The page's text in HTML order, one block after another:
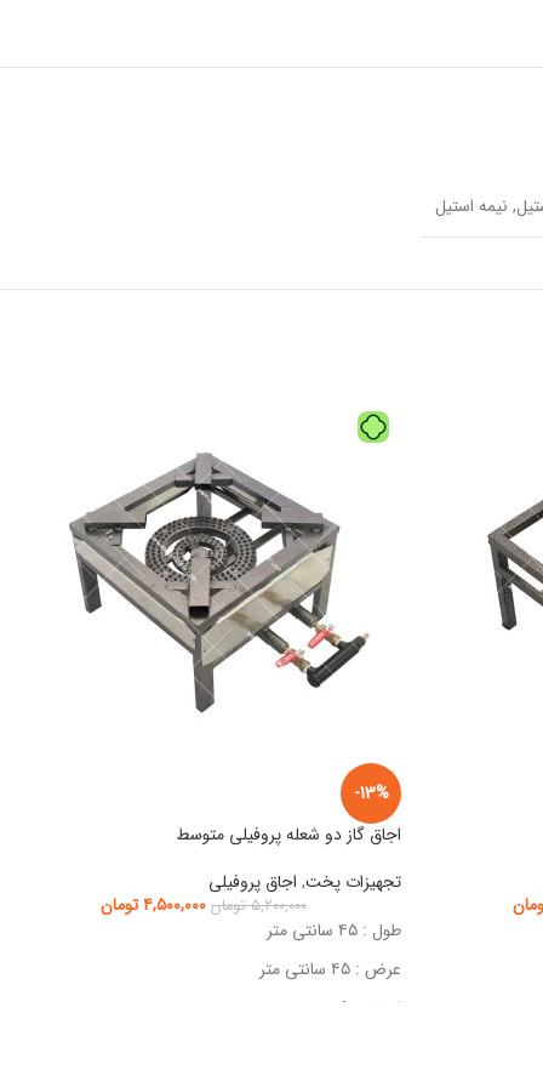
, نیمه استیل
-13%
اجاق گاز دو شعله پروفیلی متوسط
تجهیزات پخت, اجاق پروفیلی
۵,۲۰۰,۰۰۰ تومان ۴,۵۰۰,۰۰۰تومان
طول : ۴۵ سانتی متر
عرض : ۴۵ سانتی متر
ارتفاع : ۲۹ سانتی متر